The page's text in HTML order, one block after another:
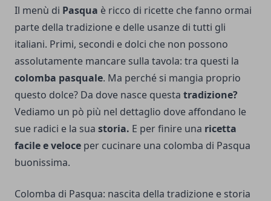
Il menù di Pasqua è ricco di ricette che fanno ormai
parte della tradizione e delle usanze di tutti gli
italiani. Primi, secondi e dolci che non possono
assolutamente mancare sulla tavola: tra questi la
colomba pasquale. Ma perché si mangia proprio
questo dolce? Da dove nasce questa tradizione?
Vediamo un pò più nel dettaglio dove affondano le
sue radici e la sua storia. E per finire una ricetta
facile e veloce per cucinare una colomba di Pasqua
buonissima.
Colomba di Pasqua: nascita della tradizione e storia